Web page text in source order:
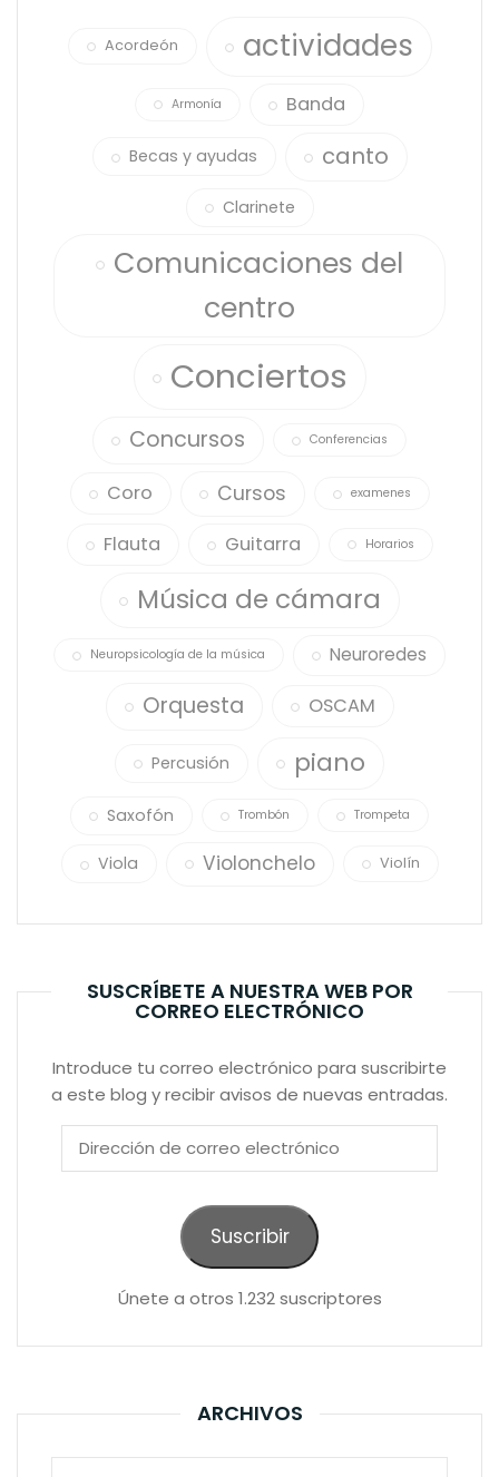
Acordeón actividades
Armonía Banda
Becas y ayudas canto
Clarinete
Comunicaciones del
centro
Conciertos
Concursos Conferencias
Coro Cursos examenes
Flauta Guitarra Horarios
Música de cámara
Neuropsicología de la música Neuroredes
Orquesta OSCAM
Percusión piano
Saxofón Trombón Trompeta
Viola Violonchelo Violín
SUSCRÍBETE A NUESTRA WEB POR
CORREO ELECTRÓNICO
Introduce tu correo electrónico para suscribirte
a este blog y recibir avisos de nuevas entradas.
Dirección
Suscribir
Únete a otros 1.232 suscriptores
ARCHIVOS